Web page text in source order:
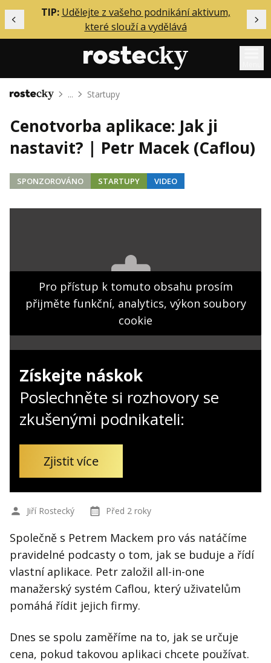
Předchozí
TIP: Udělejte z vašeho podnikání aktivum,
které slouží a vydělává
Mentoring
Podcasty
Solo
Inzerce
O mně
Kontakt
Obchodní podmínky
Hledat
Domů ... Startupy
Cenotvorba aplikace: Jak ji
nastavit? | Petr Macek (Caflou)
SPONZOROVÁNO STARTUPY VIDEO
Pro přístup k tomuto obsahu prosím
přijměte funkční, analytics, výkon soubory
cookie
Získejte náskok
Poslechněte si rozhovory se
zkušenými podnikateli:
Zjistit více
Jiří Rostecký Před 2 roky
Společně s Petrem Mackem pro vás natáčíme
pravidelné podcasty o tom, jak se buduje a řídí
vlastní aplikace. Petr založil all-in-one
manažerský systém Caflou, který uživatelům
pomáhá řídit jejich firmy.
Dnes se spolu zaměříme na to, jak se určuje
cena, pokud takovou aplikaci chcete používat.